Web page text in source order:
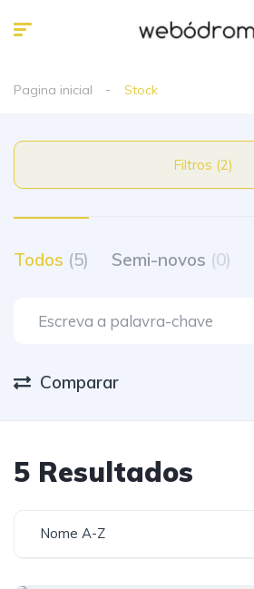
Pagina inicial Stock
Filtros (2)
Todos (5) Semi-novos (0)
Comparar
5 Resultados
Nome A-Z